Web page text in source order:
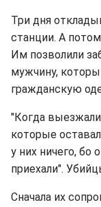
Три дня
станции. А
Им позволили
мужчину,
гражданскую
"Когда
которые
у них ничего, бо
приехали".
Сначала их